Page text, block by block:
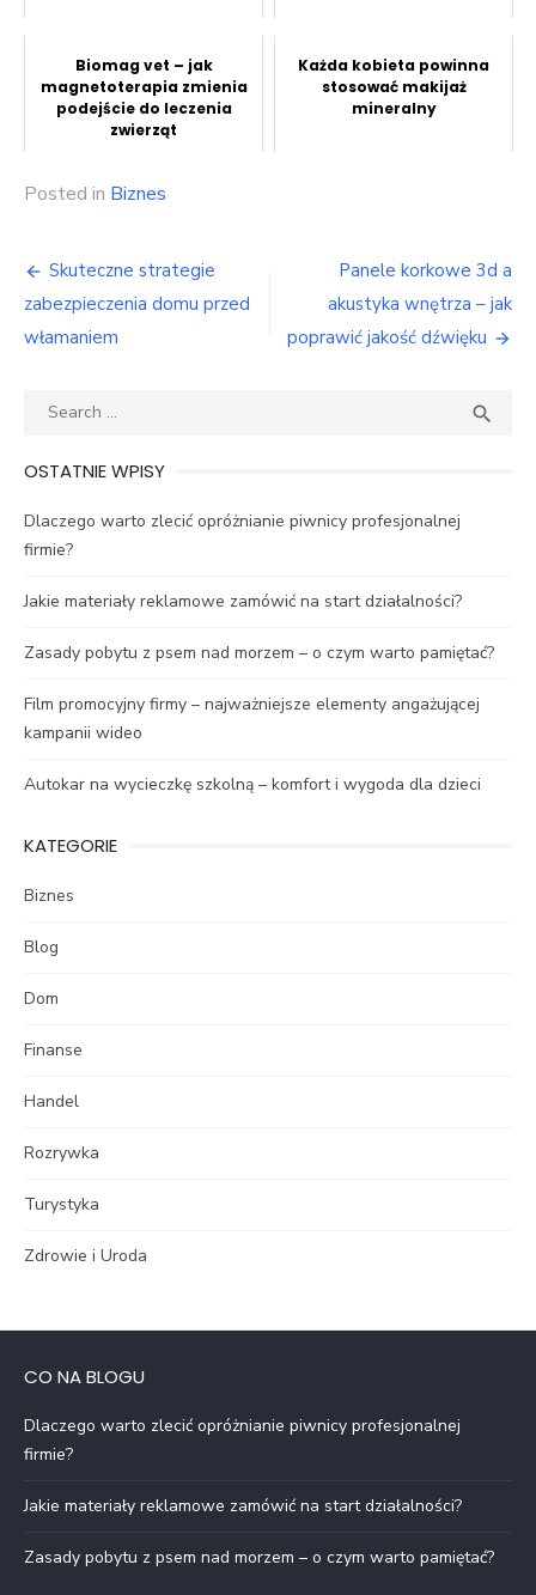
Biomag vet – jak
magnetoterapia zmienia
podejście do leczenia
zwierząt
Każda kobieta powinna
stosować makijaż
mineralny
Posted in Biznes
Nawigacja
wpisu
Skuteczne strategie
zabezpieczenia domu przed
włamaniem
Panele korkowe 3d a
akustyka wnętrza – jak
poprawić jakość dźwięku
Search

OSTATNIE WPISY
Dlaczego warto zlecić opróżnianie piwnicy profesjonalnej
firmie?
Jakie materiały reklamowe zamówić na start działalności?
Zasady pobytu z psem nad morzem – o czym warto pamiętać?
Film promocyjny firmy – najważniejsze elementy angażującej
kampanii wideo
Autokar na wycieczkę szkolną – komfort i wygoda dla dzieci
KATEGORIE
Biznes
Blog
Dom
Finanse
Handel
Rozrywka
Turystyka
Zdrowie i Uroda
CO NA BLOGU
Dlaczego warto zlecić opróżnianie piwnicy profesjonalnej
firmie?
Jakie materiały reklamowe zamówić na start działalności?
Zasady pobytu z psem nad morzem – o czym warto pamiętać?